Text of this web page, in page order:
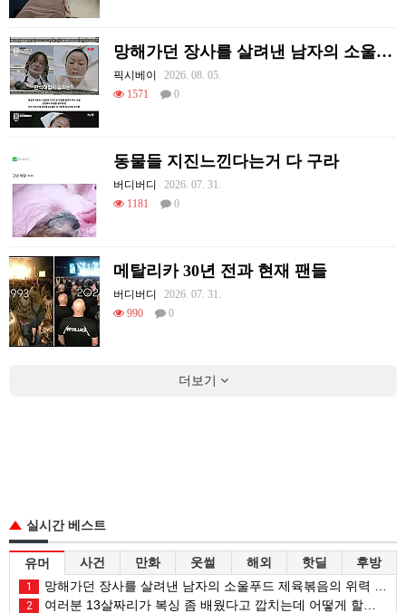
망해가던 장사를 살려낸 남자의 소울푸드 제육볶음의 위력 ㅋㅋ
픽시베이
2026. 08. 05.
1571
0
동물들 지진느낀다는거 다 구라
버디버디
2026. 07. 31.
1181
0
메탈리카 30년 전과 현재 팬들
버디버디
2026. 07. 31.
990
0
더보기
실시간 베스트
유머 사건 만화 웃썰 해외 핫딜 후방
1 망해가던 장사를 살려낸 남자의 소울푸드 제육볶음의 위력 ㅋㅋ
2 여러분 13살짜리가 복싱 좀 배웠다고 깝치는데 어떻게 할까요?